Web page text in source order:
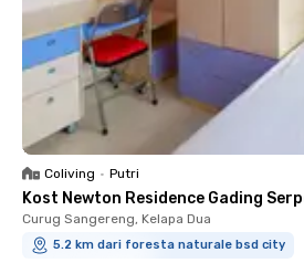
Coliving • Putri
Kost Newton Residence Gading
Curug Sangereng, Kelapa Dua
5.2 km dari foresta naturale bsd city